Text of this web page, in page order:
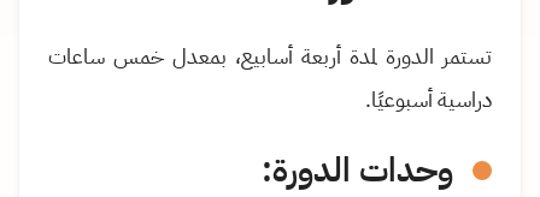
تستمر الدورة لمدة أربعة أسابيع، بمعدل خمس ساعات
دراسية أسبوعيًا.
وحدات الدورة: